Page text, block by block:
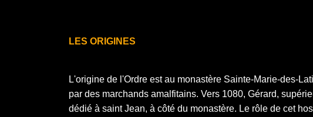
LES ORIGINES
L'origine de l'Ordre est au monastère Sainte-Marie-des-
par des marchands amalfitains. Vers 1080, Gérard,
dédié à saint Jean, à côté du monastère. Le rôle de cet